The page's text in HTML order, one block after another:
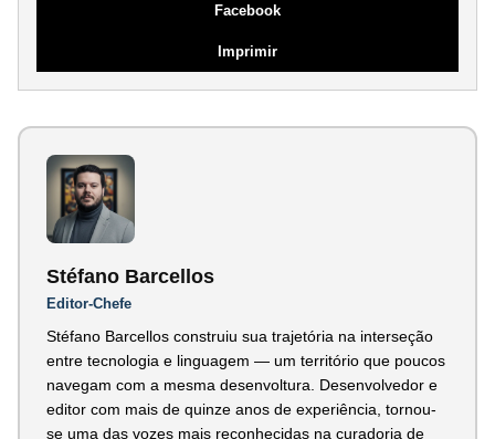
Facebook
Imprimir
Stéfano Barcellos
Editor-Chefe
Stéfano Barcellos construiu sua trajetória na interseção
entre tecnologia e linguagem — um território que poucos
navegam com a mesma desenvoltura. Desenvolvedor e
editor com mais de quinze anos de experiência, tornou-
se uma das vozes mais reconhecidas na curadoria de